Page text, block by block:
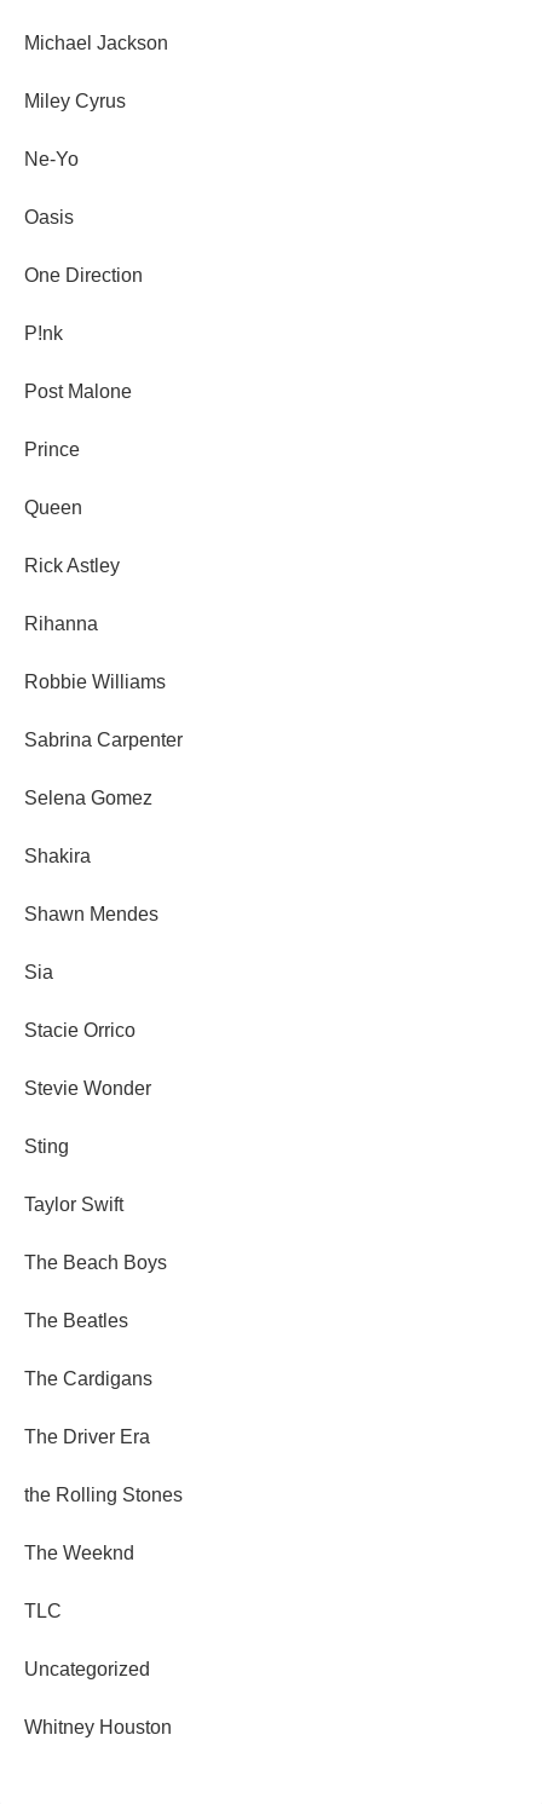
Michael Jackson
Miley Cyrus
Ne-Yo
Oasis
One Direction
P!nk
Post Malone
Prince
Queen
Rick Astley
Rihanna
Robbie Williams
Sabrina Carpenter
Selena Gomez
Shakira
Shawn Mendes
Sia
Stacie Orrico
Stevie Wonder
Sting
Taylor Swift
The Beach Boys
The Beatles
The Cardigans
The Driver Era
the Rolling Stones
The Weeknd
TLC
Uncategorized
Whitney Houston